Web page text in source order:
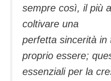
sempre così, il più
coltivare una
perfetta sincerità in
proprio essere;
essenziali per la